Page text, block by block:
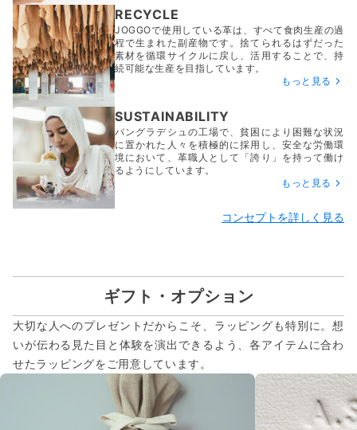
RECYCLE
JOGGOで使用している革は、すべて食肉生産の過
程で生まれた副産物です。捨てられるはずだった
素材を循環サイクルに戻し、活用することで、持
続可能な生産を目指しています。
もっと見る
SUSTAINABILITY
バングラデシュの工場で、貧困により困難な状況
に置かれた人々を積極的に採用し、安全な労働環
境において、革職人として「誇り」を持って働け
るようにしています。
もっと見る
コンセプトを詳しく見る
ギフト・オプション
大切な人へのプレゼントだからこそ、ラッピングも特別に。想
いが伝わる見た目と体験を演出できるよう、各アイテムに合わ
せたラッピングをご用意しています。